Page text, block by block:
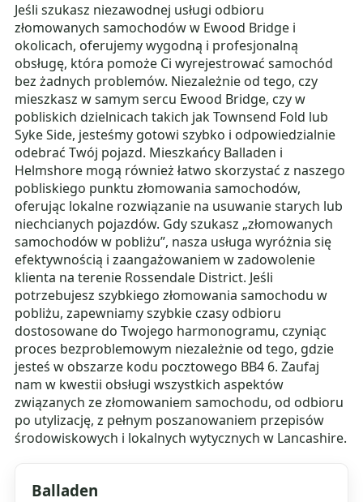
Jeśli szukasz niezawodnej usługi odbioru
złomowanych samochodów w Ewood Bridge i
okolicach, oferujemy wygodną i profesjonalną
obsługę, która pomoże Ci wyrejestrować samochód
bez żadnych problemów. Niezależnie od tego, czy
mieszkasz w samym sercu Ewood Bridge, czy w
pobliskich dzielnicach takich jak Townsend Fold lub
Syke Side, jesteśmy gotowi szybko i odpowiedzialnie
odebrać Twój pojazd. Mieszkańcy Balladen i
Helmshore mogą również łatwo skorzystać z naszego
pobliskiego punktu złomowania samochodów,
oferując lokalne rozwiązanie na usuwanie starych lub
niechcianych pojazdów. Gdy szukasz „złomowanych
samochodów w pobliżu”, nasza usługa wyróżnia się
efektywnością i zaangażowaniem w zadowolenie
klienta na terenie Rossendale District. Jeśli
potrzebujesz szybkiego złomowania samochodu w
pobliżu, zapewniamy szybkie czasy odbioru
dostosowane do Twojego harmonogramu, czyniąc
proces bezproblemowym niezależnie od tego, gdzie
jesteś w obszarze kodu pocztowego BB4 6. Zaufaj
nam w kwestii obsługi wszystkich aspektów
związanych ze złomowaniem samochodu, od odbioru
po utylizację, z pełnym poszanowaniem przepisów
środowiskowych i lokalnych wytycznych w Lancashire.
Balladen